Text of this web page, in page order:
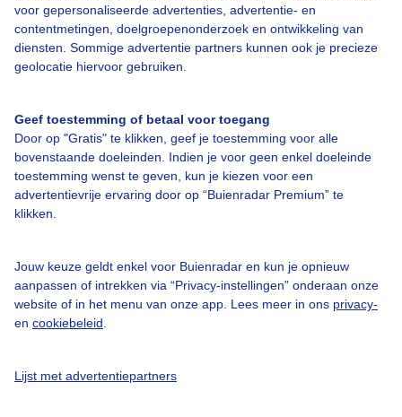
voor gepersonaliseerde advertenties, advertentie- en
contentmetingen, doelgroepenonderzoek en ontwikkeling van
diensten. Sommige advertentie partners kunnen ook je precieze
geolocatie hiervoor gebruiken.
Geef toestemming of betaal voor toegang
Door op "Gratis" te klikken, geef je toestemming voor alle
bovenstaande doeleinden. Indien je voor geen enkel doeleinde
toestemming wenst te geven, kun je kiezen voor een
advertentievrije ervaring door op “Buienradar Premium” te
klikken.
Jouw keuze geldt enkel voor Buienradar en kun je opnieuw
aanpassen of intrekken via “Privacy-instellingen” onderaan onze
website of in het menu van onze app. Lees meer in ons privacy-
en cookiebeleid
Lijst met advertentiepartners
Over Buienradar
Contact
Toegankelijkheid
Gebruikersvoorwaarden
Buienradar Team
Privacy beleid
Cookie beleid
Gratis weerdata